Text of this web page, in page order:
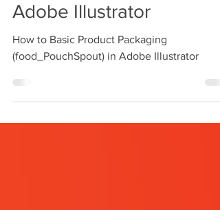
Adobe Illustrator
How to Basic Product Packaging
(food_PouchSpout) in Adobe Illustrator